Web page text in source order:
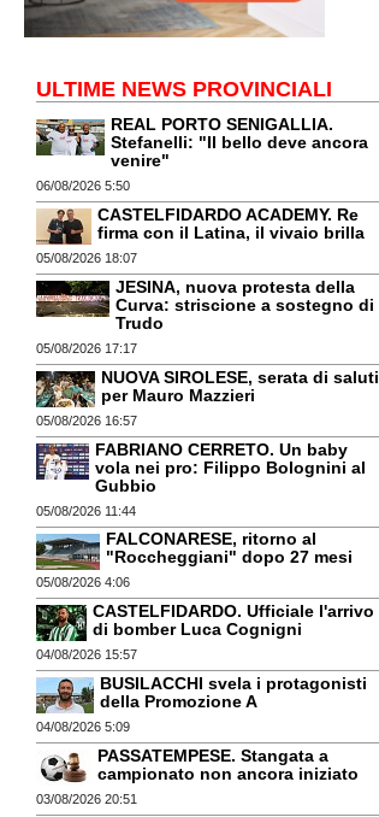
ULTIME NEWS PROVINCIALI
REAL PORTO SENIGALLIA.
Stefanelli: "Il bello deve ancora
venire"
06/08/2026 5:50
CASTELFIDARDO ACADEMY. Re
firma con il Latina, il vivaio brilla
05/08/2026 18:07
JESINA, nuova protesta della
Curva: striscione a sostegno di
Trudo
05/08/2026 17:17
NUOVA SIROLESE, serata di saluti
per Mauro Mazzieri
05/08/2026 16:57
FABRIANO CERRETO. Un baby
vola nei pro: Filippo Bolognini al
Gubbio
05/08/2026 11:44
FALCONARESE, ritorno al
"Roccheggiani" dopo 27 mesi
05/08/2026 4:06
CASTELFIDARDO. Ufficiale l'arrivo
di bomber Luca Cognigni
04/08/2026 15:57
BUSILACCHI svela i protagonisti
della Promozione A
04/08/2026 5:09
PASSATEMPESE. Stangata a
campionato non ancora iniziato
03/08/2026 20:51